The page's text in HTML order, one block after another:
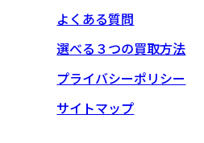
よくある質問
選べる３つの買取方法
プライバシーポリシー
サイトマップ